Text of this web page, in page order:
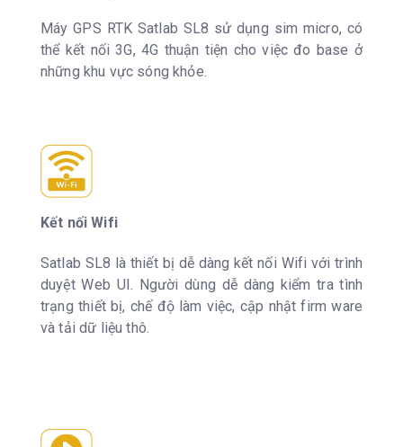
Máy GPS RTK Satlab SL8 sử dụng sim micro, có
thể kết nối 3G, 4G thuận tiện cho việc đo base ở
những khu vực sóng khỏe.
Kết nối Wifi
Satlab SL8 là thiết bị dễ dàng kết nối Wifi với trình
duyệt Web UI. Người dùng dễ dàng kiểm tra tình
trạng thiết bị, chế độ làm việc, cập nhật firm ware
và tải dữ liệu thô.